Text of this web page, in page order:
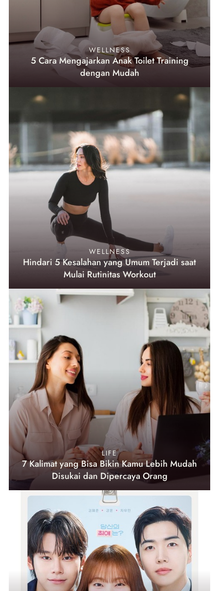
WELLNESS
5 Cara Mengajarkan Anak Toilet Training
dengan Mudah
WELLNESS
Hindari 5 Kesalahan yang Umum Terjadi saat
Mulai Rutinitas Workout
LIFE
7 Kalimat yang Bisa Bikin Kamu Lebih Mudah
Disukai dan Dipercaya Orang